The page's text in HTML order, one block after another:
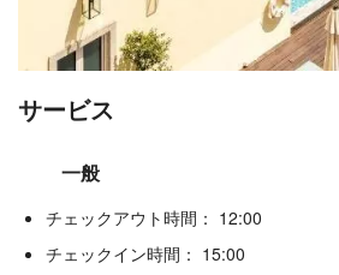
サービス
一般
チェックアウト時間： 12:00
チェックイン時間： 15:00